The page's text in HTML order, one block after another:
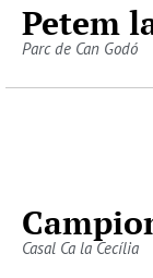
Petem
Parc de Can Godó
Casal Ca la Cecília